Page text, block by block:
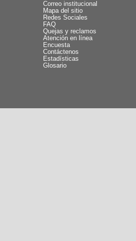
Correo institucional
Mapa del sitio
Redes Sociales
FAQ
Quejas y reclamos
Atención en línea
Encuesta
Contáctenos
Estadísticas
Glosario